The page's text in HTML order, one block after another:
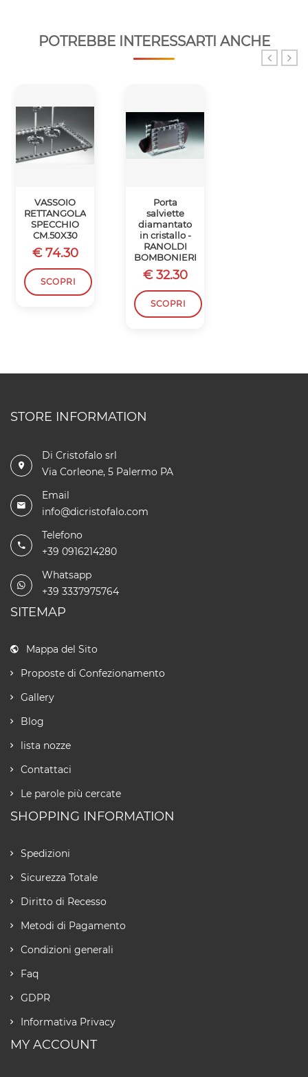
POTREBBE INTERESSARTI ANCHE
VASSOIO
RETTANGOLARE
SPECCHIO
CM.50X30
€ 74.30
SCOPRI
Porta
salviette
diamantato
in cristallo -
RANOLDI
BOMBONIERE
€ 32.30
SCOPRI
STORE INFORMATION
Di Cristofalo srl
Via Corleone, 5 Palermo PA
Email
info@dicristofalo.com
Telefono
+39 0916214280
Whatsapp
+39 3337975764
SITEMAP
Mappa del Sito
Proposte di Confezionamento
Gallery
Blog
lista nozze
Contattaci
Le parole più cercate
SHOPPING INFORMATION
Spedizioni
Sicurezza Totale
Diritto di Recesso
Metodi di Pagamento
Condizioni generali
Faq
GDPR
Informativa Privacy
MY ACCOUNT